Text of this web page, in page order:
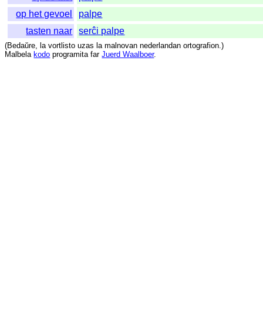
op het gevoel
palpe
tasten naar
serĉi palpe
(Bedaŭre, la vortlisto uzas la malnovan nederlandan ortografion.)
Malbela kodo programita far Juerd Waalboer.